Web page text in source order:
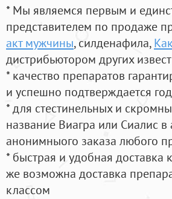
* Мы являемся первым и
представителем по продаже
акт мужчины, силденафила,
дистрибьютором других
* качество препаратов
и успешно подтверждается
* для стестинельных и
название Виагра или Сиалис
анонимныого заказа любого
* быстрая и удобная доставка
же возможна доставка
классом